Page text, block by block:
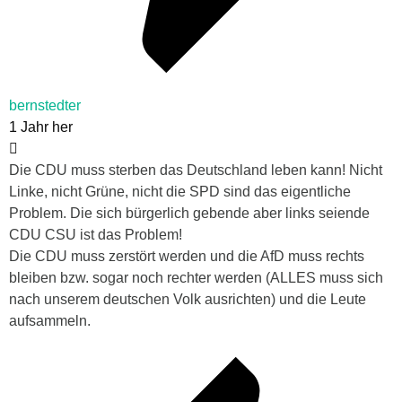
bernstedter
1 Jahr her
Die CDU muss sterben das Deutschland leben kann! Nicht
Linke, nicht Grüne, nicht die SPD sind das eigentliche
Problem. Die sich bürgerlich gebende aber links seiende
CDU CSU ist das Problem!
Die CDU muss zerstört werden und die AfD muss rechts
bleiben bzw. sogar noch rechter werden (ALLES muss sich
nach unserem deutschen Volk ausrichten) und die Leute
aufsammeln.